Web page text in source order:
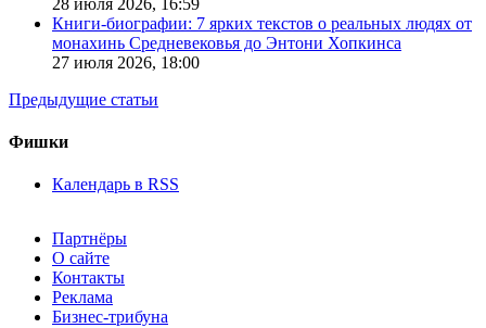
28 июля 2026, 16:59
Книги-биографии: 7 ярких текстов о реальных людях от
монахинь Средневековья до Энтони Хопкинса
27 июля 2026, 18:00
Предыдущие статьи
Фишки
Календарь в RSS
Партнёры
О сайте
Контакты
Реклама
Бизнес-трибуна